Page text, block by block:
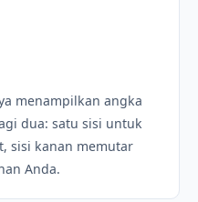
menampilkan angka
dua: satu sisi untuk
sisi kanan memutar
Anda.